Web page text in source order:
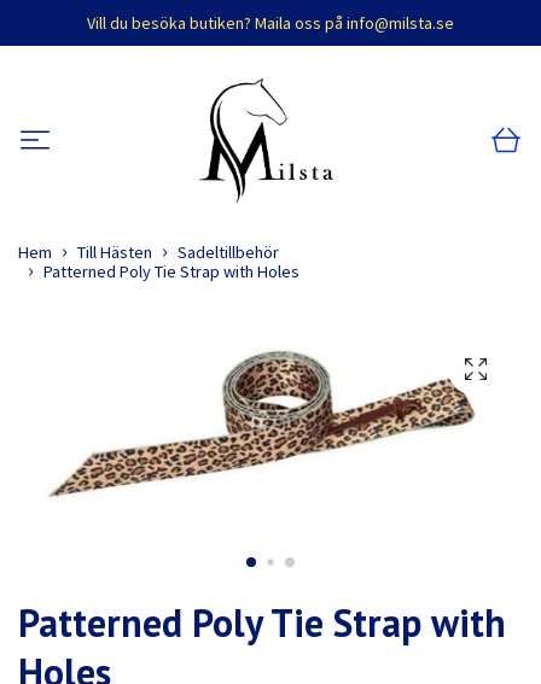
Vill du besöka butiken? Maila oss på info@milsta.se
Hem Till Hästen
Sadeltillbehör
Patterned Poly Tie Strap with Holes
Patterned Poly Tie Strap with
Holes